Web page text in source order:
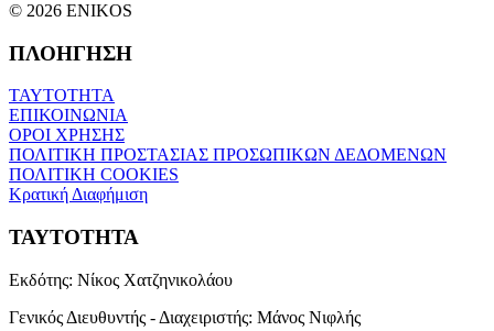
© 2026 ENIKOS
ΠΛΟΗΓΗΣΗ
ΤΑΥΤΟΤΗΤΑ
ΕΠΙΚΟΙΝΩΝΙΑ
ΟΡΟΙ ΧΡΗΣΗΣ
ΠΟΛΙΤΙΚΗ ΠΡΟΣΤΑΣΙΑΣ ΠΡΟΣΩΠΙΚΩΝ ΔΕΔΟΜΕΝΩΝ
ΠΟΛΙΤΙΚΗ COOKIES
Κρατική Διαφήμιση
ΤΑΥΤΟΤΗΤΑ
Εκδότης: Νίκος Χατζηνικολάου
Γενικός Διευθυντής - Διαχειριστής: Μάνος Νιφλής